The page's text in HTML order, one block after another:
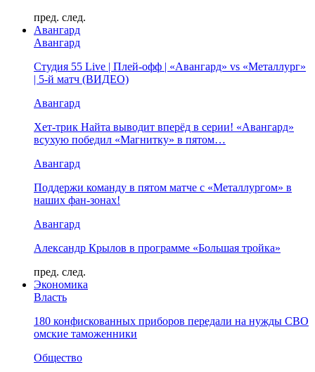
пред. след.
Авангард
Авангард
Студия 55 Live | Плей-офф | «Авангард» vs «Металлург»
| 5-й матч (ВИДЕО)
Авангард
Хет-трик Найта выводит вперёд в серии! «Авангард»
всухую победил «Магнитку» в пятом…
Авангард
Поддержи команду в пятом матче с «Металлургом» в
наших фан-зонах!
Авангард
Александр Крылов в программе «Большая тройка»
пред. след.
Экономика
Власть
180 конфискованных приборов передали на нужды СВО
омские таможенники
Общество